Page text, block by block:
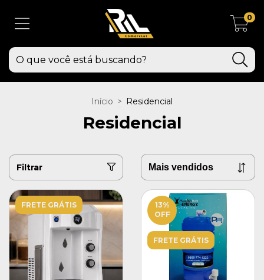
0
Início > Residencial
Residencial
Filtrar
FRETE GRÁTIS 13%
OFF
FRETE GRÁTIS